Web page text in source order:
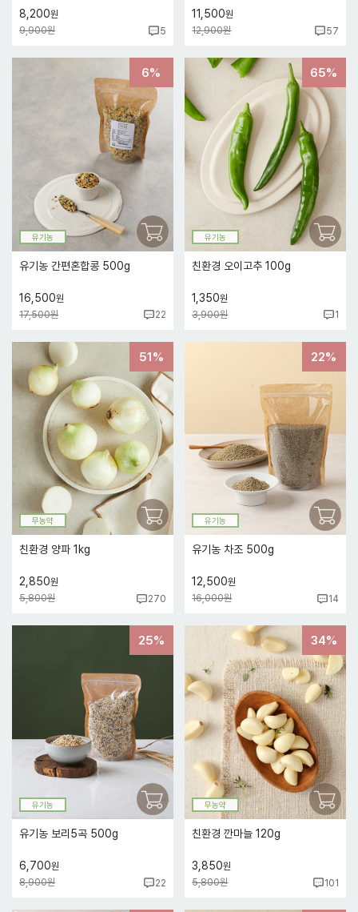
8,200원
9,900원
5
11,500원
12,900원
57
6%
유기농
유기농 간편혼합콩 500g
16,500원
17,500원
22
65%
유기농
친환경 오이고추 100g
1,350원
3,900원
1
51%
무농약
친환경 양파 1kg
2,850원
5,800원
270
22%
유기농
유기농 차조 500g
12,500원
16,000원
14
25%
유기농
유기농 보리5곡 500g
6,700원
8,900원
22
34%
무농약
친환경 깐마늘 120g
3,850원
5,800원
101